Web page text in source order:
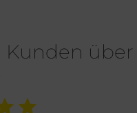
Kunden über